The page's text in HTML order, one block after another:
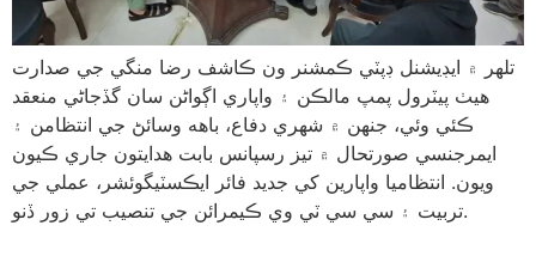
تلھر ۾ ايڊيشنل ڊپٽي ڪمشنر ون ڪاشف رضا منگي جي صدارت
هيٺ پيٽرول پمپ مالڪن ۽ واپاري اڳواڻن سان گڏجاڻي منعقد
ڪئي وئي، جنهن ۾ شهري دفاع، باهه وسائڻ جي انتظامن ۽
ايمرجنسي صورتحال ۾ تيز رسپانس بابت هدايتون جاري ڪيون
ويون. انتظاميا واپارين کي جديد فائر ايڪسٽيگوئشر، عملي جي
تربيت ۽ سي سي ٽي وي ڪيمرائن جي تنصيب تي زور ڏنو.